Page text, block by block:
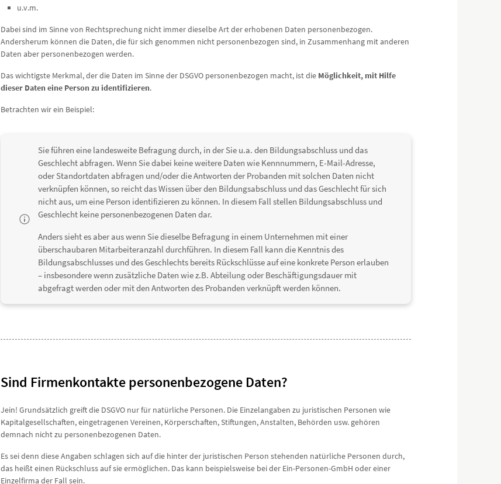
u.v.m.
Dabei sind im Sinne von Rechtsprechung nicht immer dieselbe Art der erhobenen Daten personenbezogen.
Andersherum können die Daten, die für sich genommen nicht personenbezogen sind, in Zusammenhang mit anderen
Daten aber personenbezogen werden.
Das wichtigste Merkmal, der die Daten im Sinne der DSGVO personenbezogen macht, ist die Möglichkeit, mit Hilfe
dieser Daten eine Person zu identifizieren.
Betrachten wir ein Beispiel:
Sie führen eine landesweite Befragung durch, in der Sie u.a. den Bildungsabschluss und das
Geschlecht abfragen. Wenn Sie dabei keine weitere Daten wie Kennnummern, E-Mail-Adresse,
oder Standortdaten abfragen und/oder die Antworten der Probanden mit solchen Daten nicht
verknüpfen können, so reicht das Wissen über den Bildungsabschluss und das Geschlecht für sich
nicht aus, um eine Person identifizieren zu können. In diesem Fall stellen Bildungsabschluss und
Geschlecht keine personenbezogenen Daten dar.
Anders sieht es aber aus wenn Sie dieselbe Befragung in einem Unternehmen mit einer
überschaubaren Mitarbeiteranzahl durchführen. In diesem Fall kann die Kenntnis des
Bildungsabschlusses und des Geschlechts bereits Rückschlüsse auf eine konkrete Person erlauben
– insbesondere wenn zusätzliche Daten wie z.B. Abteilung oder Beschäftigungsdauer mit
abgefragt werden oder mit den Antworten des Probanden verknüpft werden können.
Sind Firmenkontakte personenbezogene Daten?
Jein! Grundsätzlich greift die DSGVO nur für natürliche Personen. Die Einzelangaben zu juristischen Personen wie
Kapitalgesellschaften, eingetragenen Vereinen, Körperschaften, Stiftungen, Anstalten, Behörden usw. gehören
demnach nicht zu personenbezogenen Daten.
Es sei denn diese Angaben schlagen sich auf die hinter der juristischen Person stehenden natürliche Personen durch,
das heißt einen Rückschluss auf sie ermöglichen. Das kann beispielsweise bei der Ein-Personen-GmbH oder einer
Einzelfirma der Fall sein.